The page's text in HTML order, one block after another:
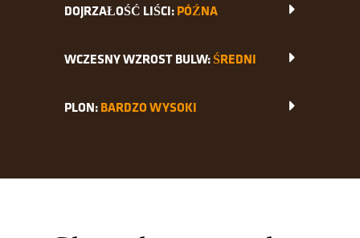
DOJRZAŁOŚĆ LIŚCI:PÓŹNA
WCZESNY WZROST BULW:ŚREDNI
PLON:BARDZO WYSOKI